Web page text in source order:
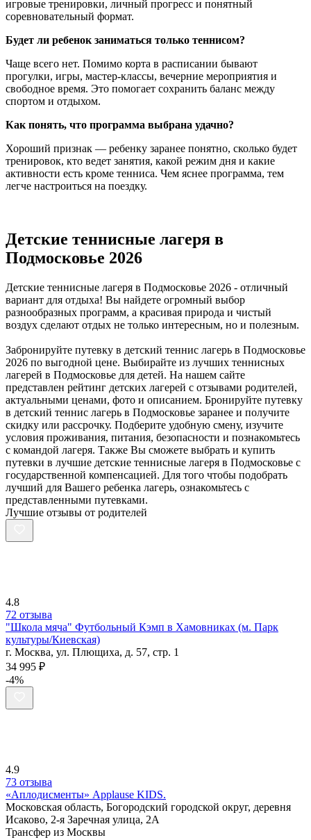
игровые тренировки, личный прогресс и понятный
соревновательный формат.
Будет ли ребенок заниматься только теннисом?
Чаще всего нет. Помимо корта в расписании бывают
прогулки, игры, мастер-классы, вечерние мероприятия и
свободное время. Это помогает сохранить баланс между
спортом и отдыхом.
Как понять, что программа выбрана удачно?
Хороший признак — ребенку заранее понятно, сколько будет
тренировок, кто ведет занятия, какой режим дня и какие
активности есть кроме тенниса. Чем яснее программа, тем
легче настроиться на поездку.
Детские теннисные лагеря в
Подмосковье 2026
Детские теннисные лагеря в Подмосковье 2026 - отличный
вариант для отдыха! Вы найдете огромный выбор
разнообразных программ, а красивая природа и чистый
воздух сделают отдых не только интересным, но и полезным.
Забронируйте путевку в детский теннис лагерь в Подмосковье
2026 по выгодной цене. Выбирайте из лучших теннисных
лагерей в Подмосковье для детей. На нашем сайте
представлен рейтинг детских лагерей с отзывами родителей,
актуальными ценами, фото и описанием. Бронируйте путевку
в детский теннис лагерь в Подмосковье заранее и получите
скидку или рассрочку. Подберите удобную смену, изучите
условия проживания, питания, безопасности и познакомьтесь
с командой лагеря. Также Вы сможете выбрать и купить
путевки в лучшие детские теннисные лагеря в Подмосковье с
государственной компенсацией. Для того чтобы подобрать
лучший для Вашего ребенка лагерь, ознакомьтесь c
представленными путевками.
Лучшие отзывы от родителей
4.8
72 отзыва
"Школа мяча" Футбольный Кэмп в Хамовниках (м. Парк
культуры/Киевская)
г. Москва, ул. Плющиха, д. 57, стр. 1
34 995 ₽
-4%
4.9
73 отзыва
«Аплодисменты» Applause KIDS.
Московская область, Богородский городской округ, деревня
Исаково, 2-я Заречная улица, 2А
Трансфер из Москвы